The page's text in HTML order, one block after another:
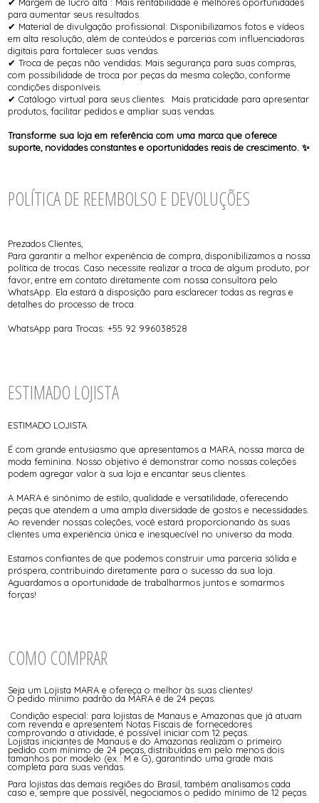
para aumentar seus resultados.
✔ Material de divulgação profissional: Disponibilizamos fotos e vídeos
em alta resolução, além de conteúdos e parcerias com influenciadoras
digitais para fortalecer suas vendas.
✔ Troca de peças não vendidas: Mais segurança para suas compras,
com possibilidade de troca por peças da mesma coleção, conforme
condições disponíveis.
✔ Catálogo virtual para seus clientes: Mais praticidade para apresentar
produtos, facilitar pedidos e ampliar suas vendas.
Transforme sua loja em referência com uma marca que oferece
suporte, novidades constantes e oportunidades reais de crescimento. ✨
POLÍTICA DE REEMBOLSO E DEVOLUÇÕES
Prezados Clientes,
Para garantir a melhor experiência de compra, disponibilizamos a nossa
política de trocas. Caso necessite realizar a troca de algum produto, por
favor, entre em contato diretamente com nossa consultora pelo
WhatsApp. Ela estará à disposição para esclarecer todas as regras e
detalhes do processo de troca.
WhatsApp para Trocas: +55 92 996038528
ESTIMADO LOJISTA
ESTIMADO LOJISTA
É com grande entusiasmo que apresentamos a MARA, nossa marca de
moda feminina. Nosso objetivo é demonstrar como nossas coleções
podem agregar valor à sua loja e encantar seus clientes.
A MARA é sinônimo de estilo, qualidade e versatilidade, oferecendo
peças que atendem a uma ampla diversidade de gostos e necessidades.
Ao revender nossas coleções, você estará proporcionando às suas
clientes uma experiência única e inesquecível no universo da moda.
Estamos confiantes de que podemos construir uma parceria sólida e
próspera, contribuindo diretamente para o sucesso da sua loja.
Aguardamos a oportunidade de trabalharmos juntos e somarmos
forças!
COMO COMPRAR
Seja um Lojista MARA e ofereça o melhor às suas clientes!
O pedido mínimo padrão da MARA é de 24 peças.
Condição especial: para lojistas de Manaus e Amazonas que já atuam
com revenda e apresentem Notas Fiscais de fornecedores
comprovando a atividade, é possível iniciar com 12 peças.
Lojistas iniciantes de Manaus e do Amazonas realizam o primeiro
pedido com mínimo de 24 peças, distribuídas em pelo menos dois
tamanhos por modelo (ex.: M e G), garantindo uma grade mais
completa para suas vendas.
Para lojistas das demais regiões do Brasil, também analisamos cada
caso e, sempre que possível, negociamos o pedido mínimo de 12 peças.